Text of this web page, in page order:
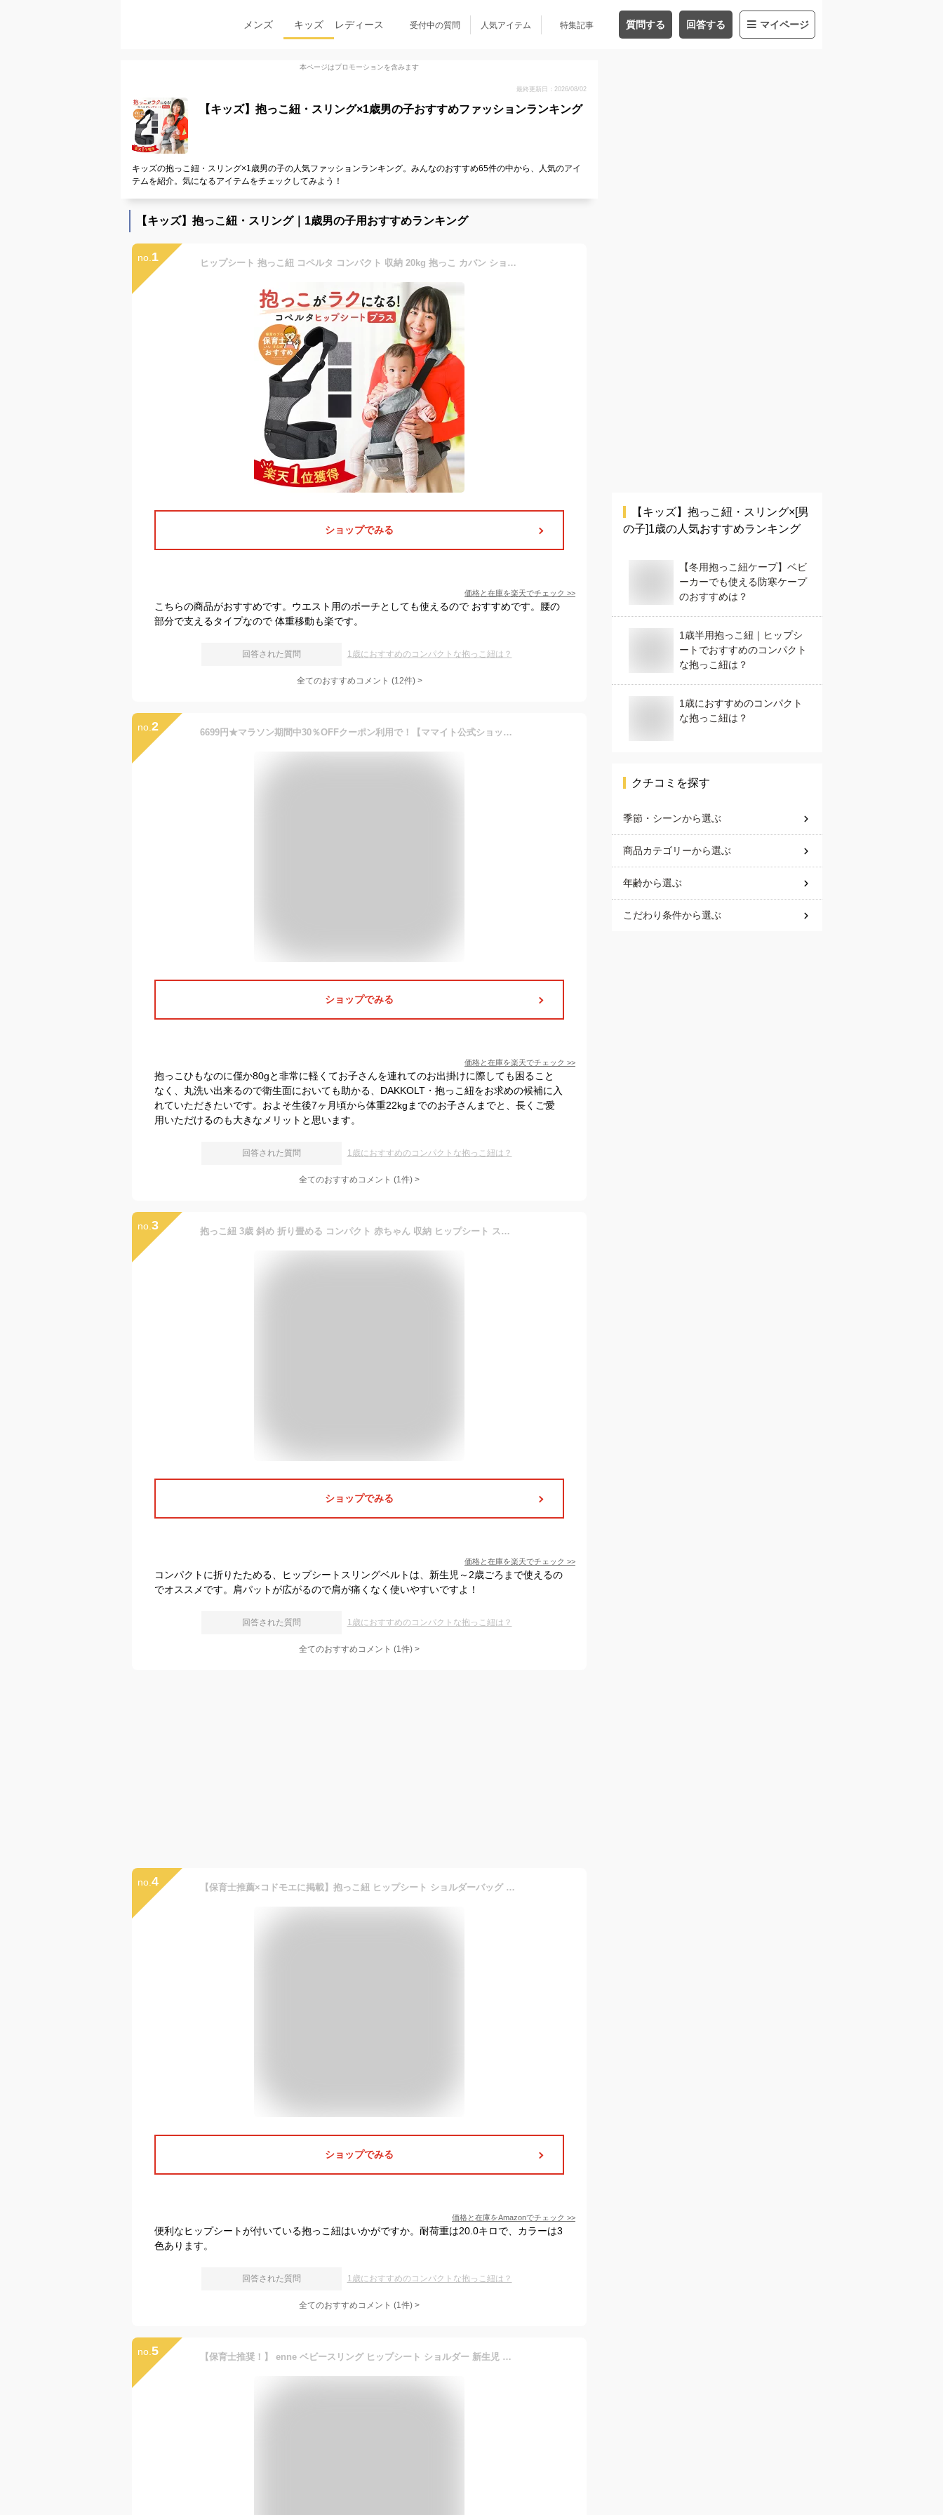
メンズ キッズ レディース 受付中の質問 人気アイテム 特集記事 質問する 回答する マイページ
本ページはプロモーションを含みます
最終更新日：2026/08/02
【キッズ】抱っこ紐・スリング×1歳男の子おすすめファッションランキング
キッズの抱っこ紐・スリング×1歳男の子の人気ファッションランキング。みんなのおすすめ65件の中から、人気のアイ
テムを紹介。気になるアイテムをチェックしてみよう！
【キッズ】抱っこ紐・スリング｜1歳男の子用おすすめランキング
no. 1 ヒップシート 抱っこ紐 コペルタ コンパクト 収納 20kg 抱っこ カバン ショルダー バッグ 折り畳み 折りたたみ 赤ちゃん ウエストポーチ 簡単 シングル 人気 新生児 腰痛対策 ママ ギフト ベビー 軽量 新生児 オムツ 抱っこ 簡単 ヒップ シート ベビー用品 出産祝い
ショップでみる
価格と在庫を楽天でチェック >>
こちらの商品がおすすめです。ウエスト用のポーチとしても使えるので おすすめです。腰の
部分で支えるタイプなので 体重移動も楽です。
回答された質問 1歳におすすめのコンパクトな抱っこ紐は？
全てのおすすめコメント (12件) >
no. 2 6699円★マラソン期間中30％OFFクーポン利用で！【ママイト公式ショップ】 世界最軽量80gの抱っこひも・ULダッコルト80(エイティ) 日本製 最軽量シリーズ80g 片手抱っこ セカンド抱っこ紐 ヒップシート 男女兼用 斜めがけ 日本製 防災用品 アウトドア
ショップでみる
価格と在庫を楽天でチェック >>
抱っこひもなのに僅か80gと非常に軽くてお子さんを連れてのお出掛けに際しても困ること
なく、丸洗い出来るので衛生面においても助かる、DAKKOLT・抱っこ紐をお求めの候補に入
れていただきたいです。およそ生後7ヶ月頃から体重22kgまでのお子さんまでと、長くご愛
用いただけるのも大きなメリットと思います。
回答された質問 1歳におすすめのコンパクトな抱っこ紐は？
全てのおすすめコメント (1件) >
no. 3 抱っこ紐 3歳 斜め 折り畳める コンパクト 赤ちゃん 収納 ヒップシート スリングベルト 【送料無料】スリング 安い 新生児 子供 軽量 サイズ調節可能 1歳 2歳 出産祝い 男女兼用 プレゼント 抱っこひも
ショップでみる
価格と在庫を楽天でチェック >>
コンパクトに折りたためる、ヒップシートスリングベルトは、新生児～2歳ごろまで使えるの
でオススメです。肩パットが広がるので肩が痛くなく使いやすいですよ！
回答された質問 1歳におすすめのコンパクトな抱っこ紐は？
全てのおすすめコメント (1件) >
no. 4 【保育士推薦×コドモエに掲載】抱っこ紐 ヒップシート ショルダーバッグ スリング だっこひも 赤ちゃん 20kg 出産祝い 2WAY plaisiureux（プレジュール） (デニムグレー)
ショップでみる
価格と在庫をAmazonでチェック >>
便利なヒップシートが付いている抱っこ紐はいかがですか。耐荷重は20.0キロで、カラーは3
色あります。
回答された質問 1歳におすすめのコンパクトな抱っこ紐は？
全てのおすすめコメント (1件) >
no. 5 【保育士推奨！】 enne ベビースリング ヒップシート ショルダー 新生児 抱っこ紐 スリング コンパクト 折りたたみ 斜めがけ メッシュ 軽量 軽い 幼児 おしゃれ 出産祝い 春 夏 秋 冬 1歳 2歳 3歳 メール便
【キッズ】 抱っこ紐・スリング×[男
の子]1歳の人気おすすめランキング
【冬用抱っこ紐ケープ】ベビ
ーカーでも使える防寒ケープ
のおすすめは？
1歳半用抱っこ紐｜ヒップシ
ートでおすすめのコンパクト
な抱っこ紐は？
1歳におすすめのコンパクト
な抱っこ紐は？
クチコミを探す
季節・シーンから選ぶ
商品カテゴリーから選ぶ
年齢から選ぶ
こだわり条件から選ぶ